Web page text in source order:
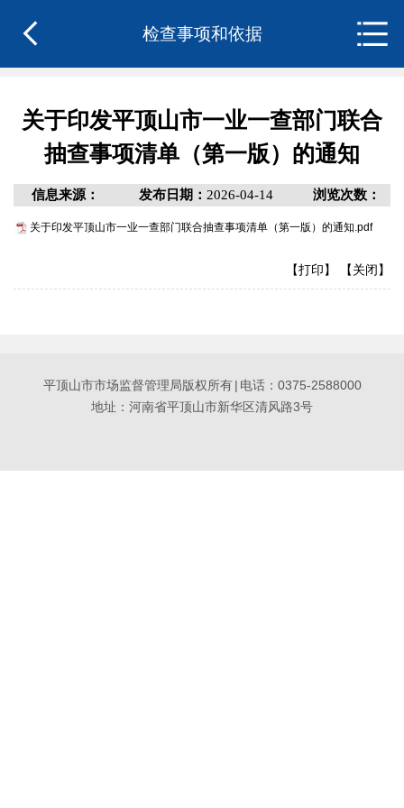
检查事项和依据
关于印发平顶山市一业一查部门联合
抽查事项清单（第一版）的通知
信息来源： 发布日期： 2026-04-14 浏览次数：
关于印发平顶山市一业一查部门联合抽查事项清单（第一版）的通知.pdf
【打印】 【关闭】
平顶山市市场监督管理局版权所有 | 电话：0375-2588000
地址：河南省平顶山市新华区清风路3号